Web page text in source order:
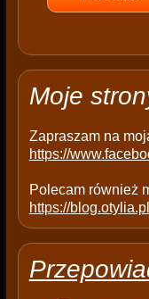
e
p
y
Moje
Zapraszam na
https://
Polecam również
https://blog.otylia.pl